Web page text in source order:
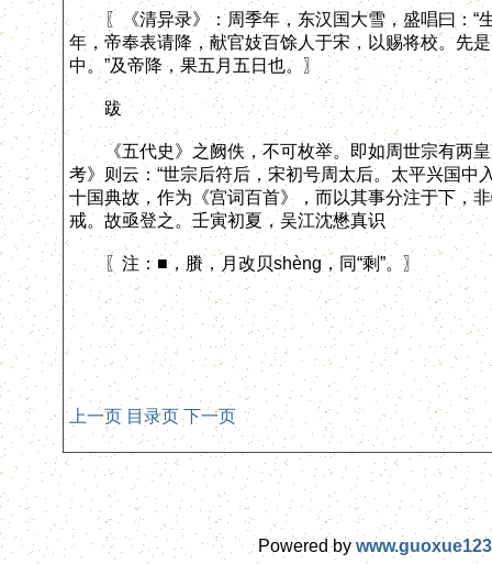
〖《清异录》：周季年，东汉国大雪，盛唱曰：“
年，帝奉表请降，献官妓百馀人于宋，以赐将校。先
中。”及帝降，果五月五日也。〗
跋
《五代史》之阙佚，不可枚举。即如周世宗有两皇
考》则云：“世宗后符后，宋初号周太后。太平兴国中
十国典故，作为《宫词百首》，而以其事分注于下，
戒。故亟登之。壬寅初夏，吴江沈懋真识
〖注：■，賸，月改贝shèng，同“剩”。〗
上一页 目录页 下一页
Powered by